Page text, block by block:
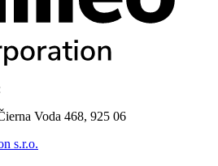
Voda 468, 925 06
s.r.o.